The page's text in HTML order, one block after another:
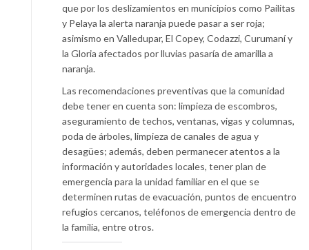
que por los deslizamientos en municipios como Pailitas
y Pelaya la alerta naranja puede pasar a ser roja;
asimismo en Valledupar, El Copey, Codazzi, Curumaní y
la Gloria afectados por lluvias pasaría de amarilla a
naranja.
Las recomendaciones preventivas que la comunidad
debe tener en cuenta son: limpieza de escombros,
aseguramiento de techos, ventanas, vigas y columnas,
poda de árboles, limpieza de canales de agua y
desagües; además, deben permanecer atentos a la
información y autoridades locales, tener plan de
emergencia para la unidad familiar en el que se
determinen rutas de evacuación, puntos de encuentro
refugios cercanos, teléfonos de emergencia dentro de
la familia, entre otros.